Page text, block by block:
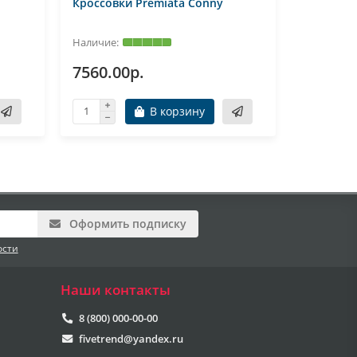
7560.00р.
В корзину
Оформить подписку
Наши контакты
8 (800) 000-00-00
fivetrend@yandex.ru